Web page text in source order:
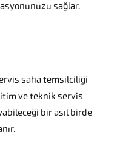
sağlar.
saha temsilciliği
ve teknik servis
bir asıl birde